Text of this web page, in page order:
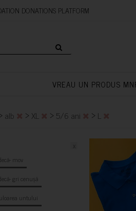
FOUNDATION
VREAU UN PRODUS
alb > XL > 5/6 ani > L
mov
gri cenușă
untului